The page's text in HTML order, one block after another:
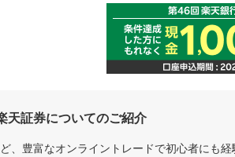
天証券についてのご紹介
、豊富なオンライントレードで初心者にも